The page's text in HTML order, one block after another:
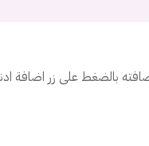
بالضغط على زر اضافة